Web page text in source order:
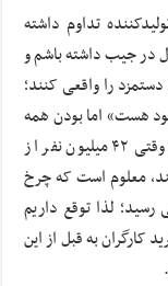
تداوم داشته
در جیب داشته باشم و
را واقعی کنند؛
هست» اما بودن همه
چیز در بازار نشان دهنده گردش اقتصاد نیست؛ وقتی ۴۲ میلیون نفر از
باشند، معلوم است که چرخ
لذا توقع داریم
کارگران به قبل از این